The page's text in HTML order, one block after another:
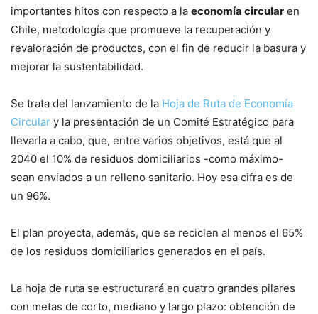
importantes hitos con respecto a la economía circular en
Chile, metodología que promueve la recuperación y
revaloración de productos, con el fin de reducir la basura y
mejorar la sustentabilidad.
Se trata del lanzamiento de la Hoja de Ruta de Economía
Circular y la presentación de un Comité Estratégico para
llevarla a cabo, que, entre varios objetivos, está que al
2040 el 10% de residuos domiciliarios -como máximo-
sean enviados a un relleno sanitario. Hoy esa cifra es de
un 96%.
El plan proyecta, además, que se reciclen al menos el 65%
de los residuos domiciliarios generados en el país.
La hoja de ruta se estructurará en cuatro grandes pilares
con metas de corto, mediano y largo plazo: obtención de